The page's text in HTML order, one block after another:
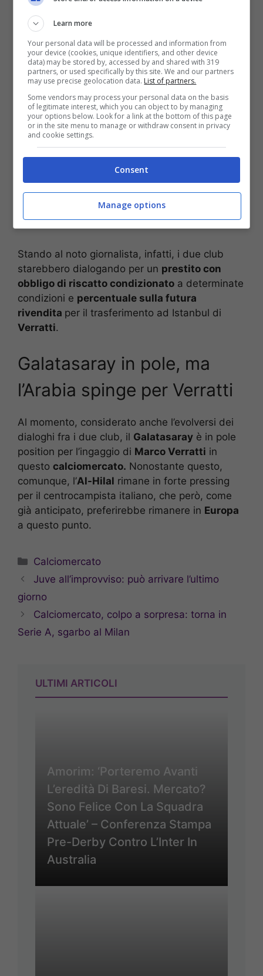
riportato da Marco Conterio, il club di Istanbul
sarebbe addirittura anche già in
Paris Saint Germainper il centrocampista
italiano, che potrebbe sbarcare in Turchia con
una formula particolare.
Stando al noto giornalista, infatti, i due club
starebbero dialogando per un prestito con
obbligo di riscatto condizionato a determinate
condizioni e percentuale sulla futura
rivendita per il trasferimento ad Istanbul di
Verratti.
Galatasaray in pole, ma
l’Arabia spinge per Verratti
Al momento, considerato anche l’evolversi dei
dialoghi fra i due club, il Galatasaray è in pole
position per l’ingaggio di Marco Verratti in
questo calciomercato. Nonostante questo,
comunque, l’Al-Hilal rimane in forte pressing
per il centrocampista italiano, che però, come
già anticipato, preferirebbe rimanere in Europa
a questo punto.
Categorie
Calciomercato
Juve all’improvviso: può arrivare l’ultimo
giorno
Calciomercato, colpo a sorpresa: torna in
Serie A, sgarbo al Milan
ULTIMI ARTICOLI
Amorim: ‘Porteremo Avanti
L’eredità Di Baresi. Mercato?
Sono Felice Con La Squadra
Attuale’ – Conferenza Stampa
Pre-Derby Contro L’Inter In
Australia
Learn more
Your personal data will be processed and information from
your device (cookies, unique identifiers, and other device
data) may be stored by, accessed by and shared with 319
partners, or used specifically by this site. We and our partners
may use precise geolocation data. List of partners.
Some vendors may process your personal data on the basis
of legitimate interest, which you can object to by managing
your options below. Look for a link at the bottom of this page
or in the site menu to manage or withdraw consent in privacy
and cookie settings.
Consent
Manage options